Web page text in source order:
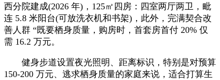
西分院建成(2026 年)，125㎡四房：四室两厅两卫，毗
连 5.8 米阳台(可放洗衣机和书架)，此外，完满契合改
善人群 “既要栖身质量，购房时，首套房首付 20% 仅
需 16.2 万元。
健身步道设置夜光照明、距离标识，特别是对预算
150-200 万元、逃求栖身质量的家庭来说，适合打算生